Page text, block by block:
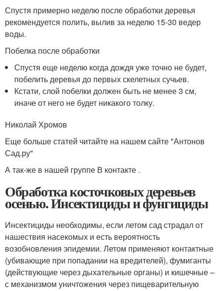
Спустя примерно неделю после обработки деревья
рекомендуется полить, вылив за неделю 15-30 ведер
воды.
Побелка после обработки
Спустя еще неделю когда дождя уже точно не будет,
побелить деревья до первых скелетных сучьев.
Кстати, слой побелки должен быть не менее 3 см,
иначе от него не будет никакого толку.
Николай Хромов
Еще больше статей читайте на нашем сайте "Антонов
Сад.ру"
А так-же в нашей группе В контакте .
Обработка косточковых деревьев
осенью. Инсектициды и фунгициды
Инсектициды необходимы, если летом сад страдал от
нашествия насекомых и есть вероятность
возобновления эпидемии. Летом применяют контактные
(убивающие при попадании на вредителей), фумиганты
(действующие через дыхательные органы) и кишечные –
с механизмом уничтожения через пищеварительную